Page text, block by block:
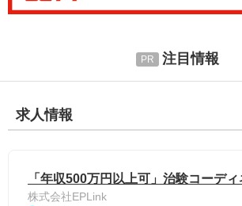
注目情報
求人情報
「年収500万円以上可」治験コーデ
株式会社EPLink